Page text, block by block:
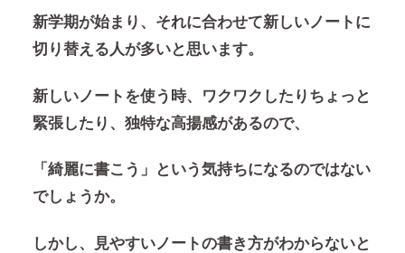
新学期が始まり、それに合わせて新しいノートに
切り替える人が多いと思います。
新しいノートを使う時、ワクワクしたりちょっと
緊張したり、独特な高揚感があるので、
「綺麗に書こう」という気持ちになるのではない
でしょうか。
しかし、見やすいノートの書き方がわからないと